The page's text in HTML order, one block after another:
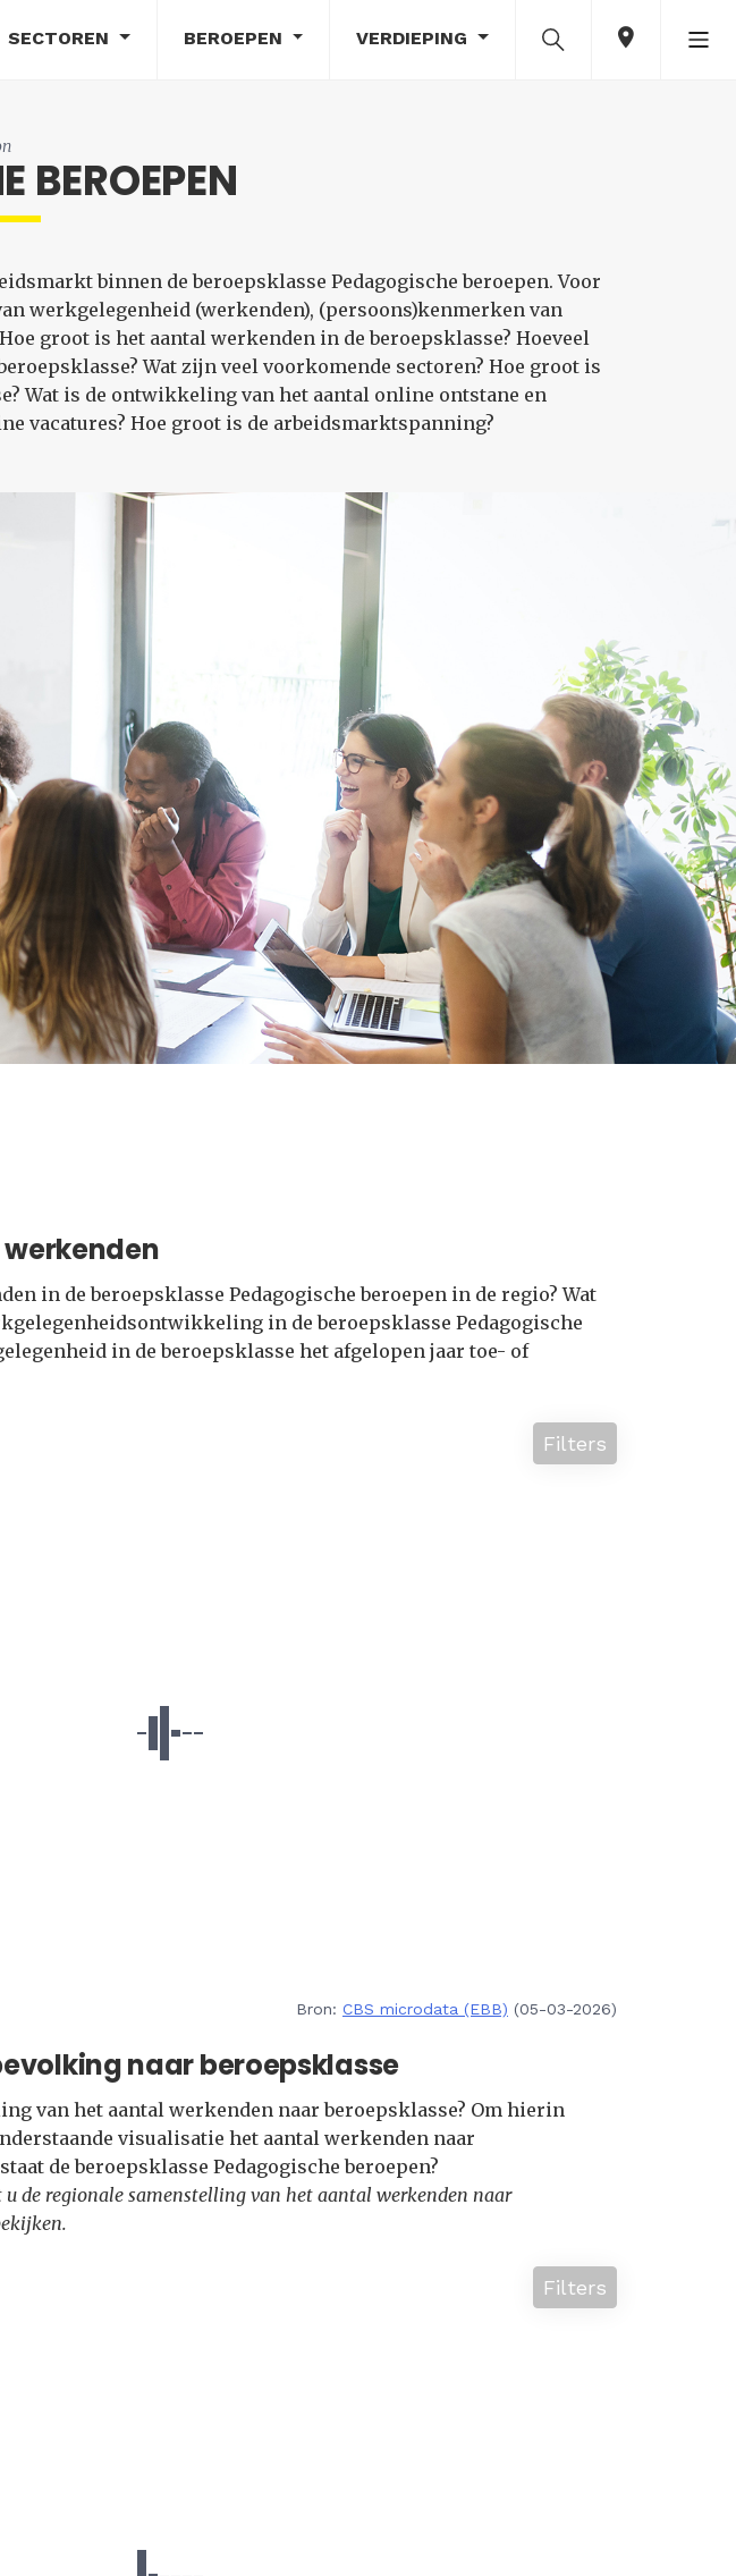
SECTOREN BEROEPEN VERDIEPING
BEROEPEN
binnen de beroepsklasse Pedagogische beroepen. Voor
werkgelegenheid (werkenden), (persoons)kenmerken van
groot is het aantal werkenden in de beroepsklasse? Hoeveel
Wat zijn veel voorkomende sectoren? Hoe groot is
Wat is de ontwikkeling van het aantal online ontstane en
vacatures? Hoe groot is de arbeidsmarktspanning?
in de beroepsklasse Pedagogische beroepen in de regio? Wat
in de beroepsklasse Pedagogische
in de beroepsklasse het afgelopen jaar toe- of
Filters
Bron: CBS microdata (EBB) (05-03-2026)
naar beroepsklasse
van het aantal werkenden naar beroepsklasse? Om hierin
visualisatie het aantal werkenden naar
de beroepsklasse Pedagogische beroepen?
de regionale samenstelling van het aantal werkenden naar
Filters